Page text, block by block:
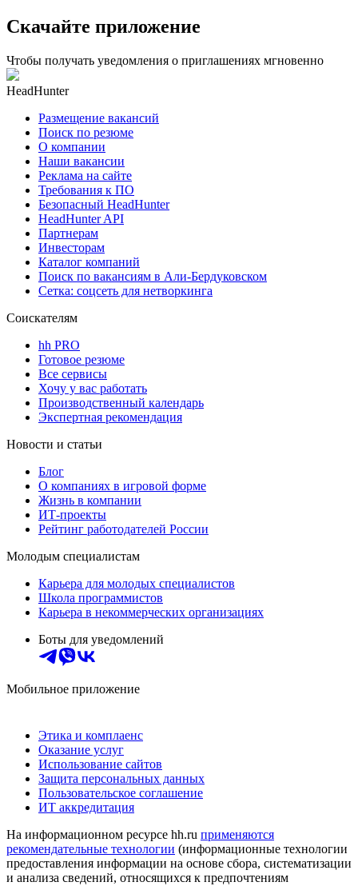
Скачайте приложение
Чтобы получать уведомления о приглашениях мгновенно
HeadHunter
Размещение вакансий
Поиск по резюме
О компании
Наши вакансии
Реклама на сайте
Требования к ПО
Безопасный HeadHunter
HeadHunter API
Партнерам
Инвесторам
Каталог компаний
Поиск по вакансиям в Али-Бердуковском
Сетка: соцсеть для нетворкинга
Соискателям
hh PRO
Готовое резюме
Все сервисы
Хочу у вас работать
Производственный календарь
Экспертная рекомендация
Новости и статьи
Блог
О компаниях в игровой форме
Жизнь в компании
ИТ-проекты
Рейтинг работодателей России
Молодым специалистам
Карьера для молодых специалистов
Школа программистов
Карьера в некоммерческих организациях
Боты для уведомлений
Мобильное приложение
Этика и комплаенс
Оказание услуг
Использование сайтов
Защита персональных данных
Пользовательское соглашение
ИТ аккредитация
На информационном ресурсе hh.ru применяются
рекомендательные технологии (информационные технологии
предоставления информации на основе сбора, систематизации
и анализа сведений, относящихся к предпочтениям